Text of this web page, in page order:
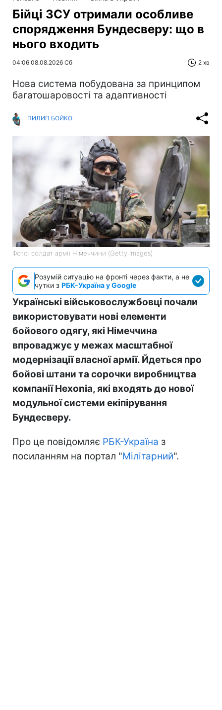
Бійці ЗСУ отримали особливе
спорядження Бундесверу: що в
нього входить
04:06 08.08.2026 Сб 2 хв
Нова система побудована за принципом
багатошаровості та адаптивності
ПИЛИП БОЙКО
Фото: солдат армії Німеччини (Getty Images)
Розумій ситуацію на фронті через факти, а не
чутки з РБК-Україна у Google
Українські військовослужбовці почали
використовувати нові елементи
бойового одягу, які Німеччина
впроваджує у межах масштабної
модернізації власної армії. Йдеться про
бойові штани та сорочки виробництва
компанії Hexonia, які входять до нової
модульної системи екіпірування
Бундесверу.
Про це повідомляє РБК-Україна з
посиланням на портал "Мілітарний".